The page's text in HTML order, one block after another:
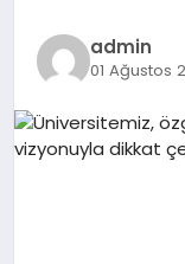
EKONOMI
EĞITIM
admin
01 Ağustos